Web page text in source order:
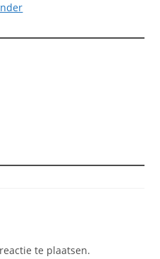
te plaatsen.